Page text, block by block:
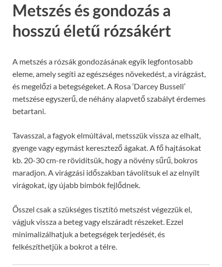
Metszés és gondozás a
hosszú életű rózsákért
A metszés a rózsák gondozásának egyik legfontosabb
eleme, amely segíti az egészséges növekedést, a virágzást,
és megelőzi a betegségeket. A Rosa ‘Darcey Bussell’
metszése egyszerű, de néhány alapvető szabályt érdemes
betartani.
Tavasszal, a fagyok elmúltával, metsszük vissza az elhalt,
gyenge vagy egymást keresztező ágakat. A fő hajtásokat
kb. 20-30 cm-re rövidítsük, hogy a növény sűrű, bokros
maradjon. A virágzási időszakban távolítsuk el az elnyílt
virágokat, így újabb bimbók fejlődnek.
Ősszel csak a szükséges tisztító metszést végezzük el,
vágjuk vissza a beteg vagy elszáradt részeket. Ezzel
minimalizálhatjuk a betegségek terjedését, és
felkészíthetjük a bokrot a télre.